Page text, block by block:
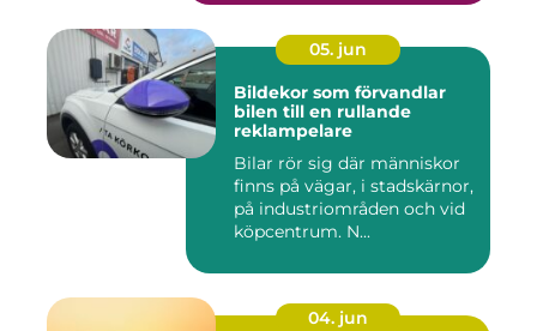
05. jun
Bildekor som förvandlar
bilen till en rullande
reklampelare
Bilar rör sig där människor
finns på vägar, i stadskärnor,
på industriområden och vid
köpcentrum. N...
04. jun